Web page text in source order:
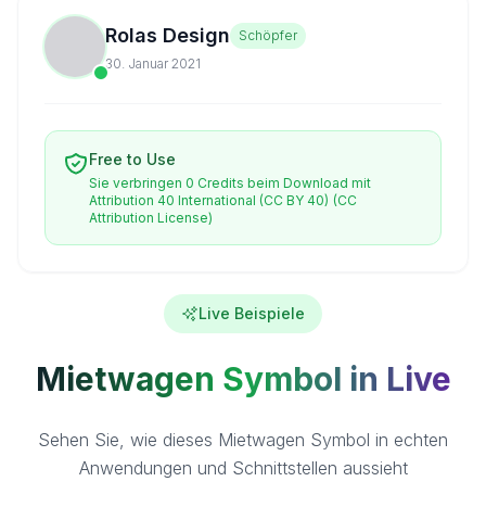
Rolas Design
Schöpfer
30. Januar 2021
Free to Use
Sie verbringen 0 Credits beim Download mit
Attribution 40 International (CC BY 40) (CC
Attribution License)
Live Beispiele
Mietwagen Symbol in Live
Sehen Sie, wie dieses Mietwagen Symbol in echten
Anwendungen und Schnittstellen aussieht